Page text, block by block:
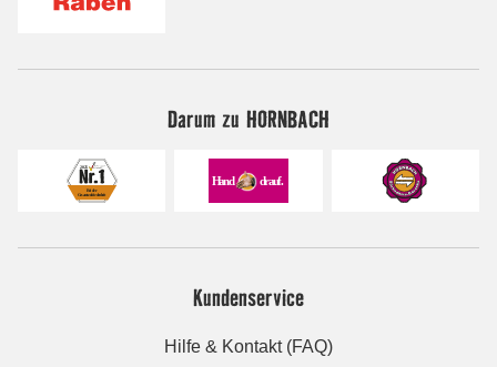
Darum zu HORNBACH
Kundenservice
Hilfe & Kontakt (FAQ)